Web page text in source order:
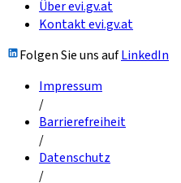
Über evi.gv.at
Kontakt evi.gv.at
Folgen Sie uns aufLinkedIn
Impressum
/
Barrierefreiheit
/
Datenschutz
/